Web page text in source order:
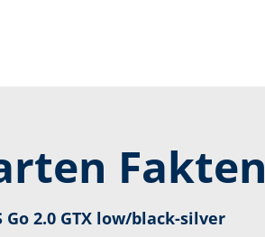
Fakten
Go 2.0 GTX low/black-silver